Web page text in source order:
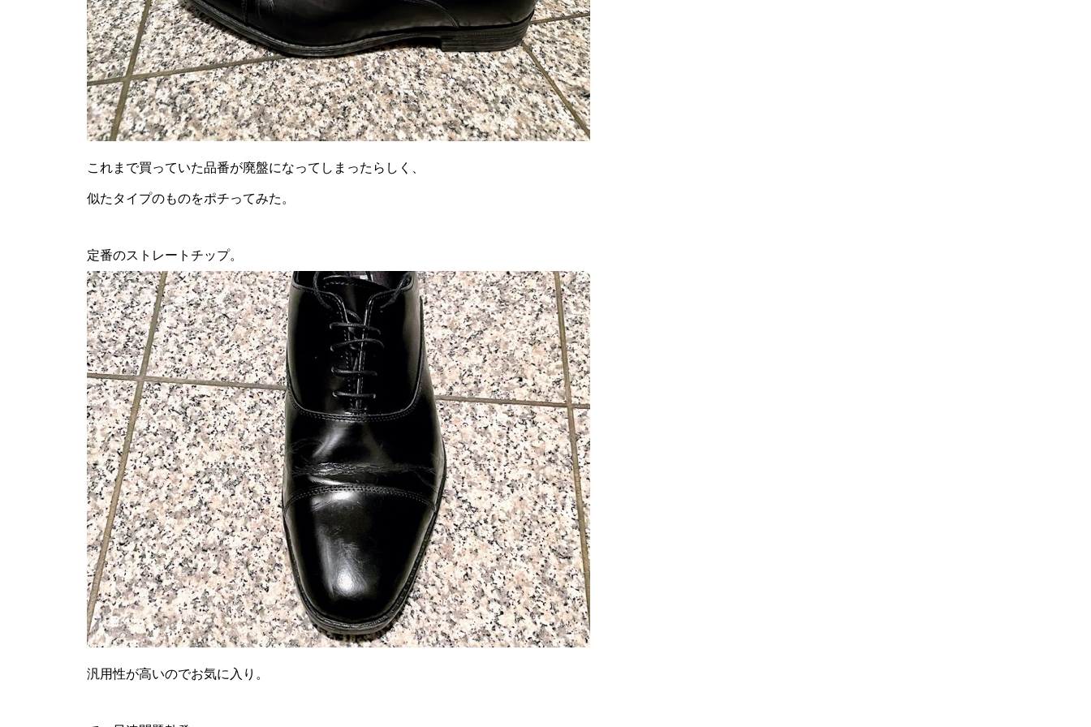
これまで買っていた品番が廃盤になってしまったらしく、
似たタイプのものをポチってみた。
定番のストレートチップ。
汎用性が高いのでお気に入り。